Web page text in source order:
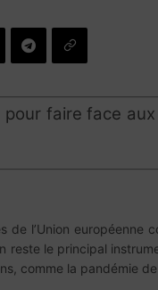
faire face
l’Union européenne
le principal
comme la pandémie de